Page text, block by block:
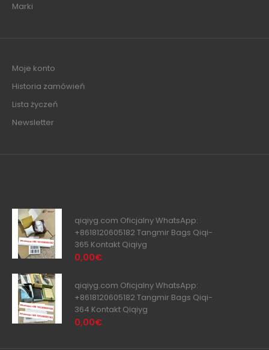
Marki
Moje konto
Historia zamówień
Lista życzeń
Newsletter
qiqiyg.com Oficjalny WhatsApp:
+8618120605182 Tangmir Bags Qiqi-
365 Kontakt Qiqiyg
0,00€
qiqiyg.com Oficjalny WhatsApp:
+8618120605182 Tangmir Bags Qiqi-
364 Kontakt Qiqiyg
0,00€